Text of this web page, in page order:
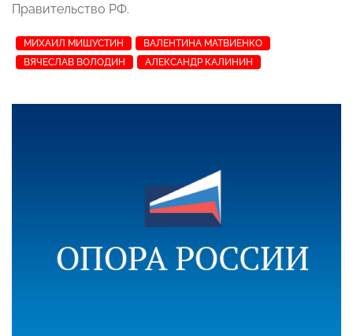
Правительство РФ.
МИХАИЛ МИШУСТИН
ВАЛЕНТИНА МАТВИЕНКО
ВЯЧЕСЛАВ ВОЛОДИН
АЛЕКСАНДР КАЛИНИН